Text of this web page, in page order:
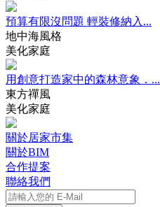
預算有限沒問題 輕裝修納入...
地中海風格
美化家庭
用創意打造家中的森林意象．...
東方禪風
美化家庭
關於居家市集
關於BIM
合作提案
聯絡我們